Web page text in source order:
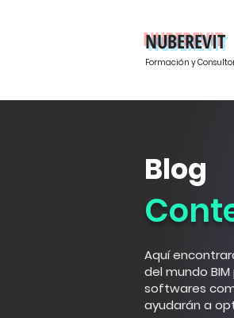
NUBEREVIT
Formación y
Blog
Aquí
del mundo
softwares
ayudarán a